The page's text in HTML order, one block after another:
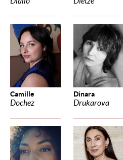
Camille
Dochez
Dinara
Drukarova